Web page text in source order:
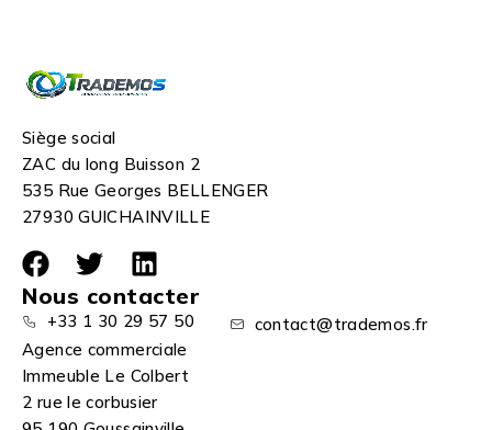
Siège social
ZAC du long Buisson 2
535 Rue Georges BELLENGER
27930 GUICHAINVILLE
Nous contacter
+33 1 30 29 57 50
contact@trademos.fr
Agence commerciale
Immeuble Le Colbert
2 rue le corbusier